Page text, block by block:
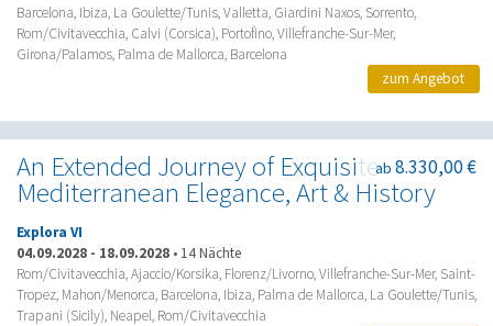
Barcelona, Ibiza, La Goulette/Tunis, Valletta, Giardini Naxos, Sorrento,
Rom/Civitavecchia, Calvi (Corsica), Portofino, Villefranche-Sur-Mer,
Girona/Palamos, Palma de Mallorca, Barcelona
zum Angebot
An Extended Journey of Exquisite
Mediterranean Elegance, Art & History
ab 8.330,00 €
Explora VI
04.09.2028 - 18.09.2028 • 14 Nächte
Rom/Civitavecchia, Ajaccio/Korsika, Florenz/Livorno, Villefranche-Sur-Mer, Saint-
Tropez, Mahon/Menorca, Barcelona, Ibiza, Palma de Mallorca, La Goulette/Tunis,
Trapani (Sicily), Neapel, Rom/Civitavecchia